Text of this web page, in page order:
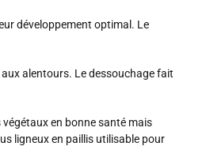
développement optimal. Le
alentours. Le dessouchage fait
en bonne santé mais
ligneux en paillis utilisable pour